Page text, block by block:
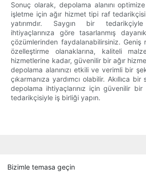
Sonuç olarak, depolama alanını
işletme için ağır hizmet tipi raf tedarikçisi
yatırımdır. Saygın bir
ihtiyaçlarınıza göre tasarlanmış
çözümlerinden faydalanabilirsiniz. Geniş
özelleştirme olanaklarına, kaliteli
hizmetlerine kadar, güvenilir bir ağır
depolama alanınızı etkili ve verimli bir
çıkarmanıza yardımcı olabilir. Akıllıca
depolama ihtiyaçlarınız için güvenilir
tedarikçisiyle iş birliği yapın.
Bizimle temasa geçin